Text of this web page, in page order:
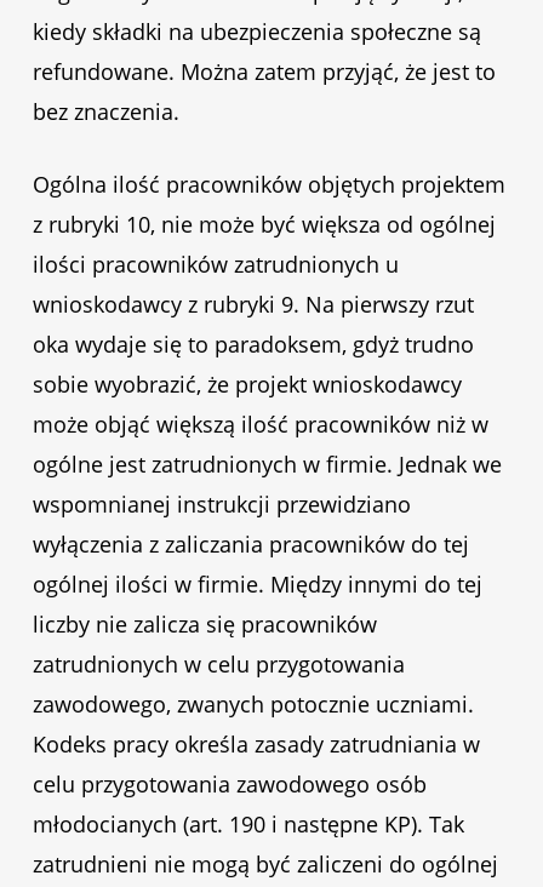
kiedy składki na ubezpieczenia społeczne są
refundowane. Można zatem przyjąć, że jest to
bez znaczenia.
Ogólna ilość pracowników objętych projektem
z rubryki 10, nie może być większa od ogólnej
ilości pracowników zatrudnionych u
wnioskodawcy z rubryki 9. Na pierwszy rzut
oka wydaje się to paradoksem, gdyż trudno
sobie wyobrazić, że projekt wnioskodawcy
może objąć większą ilość pracowników niż w
ogólne jest zatrudnionych w firmie. Jednak we
wspomnianej instrukcji przewidziano
wyłączenia z zaliczania pracowników do tej
ogólnej ilości w firmie. Między innymi do tej
liczby nie zalicza się pracowników
zatrudnionych w celu przygotowania
zawodowego, zwanych potocznie uczniami.
Kodeks pracy określa zasady zatrudniania w
celu przygotowania zawodowego osób
młodocianych (art. 190 i następne KP). Tak
zatrudnieni nie mogą być zaliczeni do ogólnej